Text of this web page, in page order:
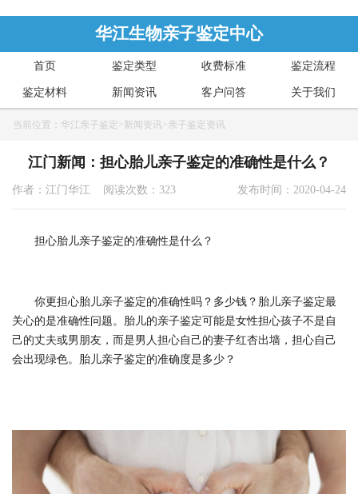
华江生物亲子鉴定中心
首页 鉴定类型 收费标准 鉴定流程
鉴定材料 新闻资讯 客户问答 关于我们
当前位置： 华江亲子鉴定 >新闻资讯 >亲子鉴定资讯
江门新闻：担心胎儿亲子鉴定的准确性是什么？
作者：江门华江 阅读次数：323 发布时间：2020-04-24
担心胎儿亲子鉴定的准确性是什么？
你更担心胎儿亲子鉴定的准确性吗？多少钱？胎儿亲子鉴定最
关心的是准确性问题。胎儿的亲子鉴定可能是女性担心孩子不是自
己的丈夫或男朋友，而是男人担心自己的妻子红杏出墙，担心自己
会出现绿色。胎儿亲子鉴定的准确度是多少？